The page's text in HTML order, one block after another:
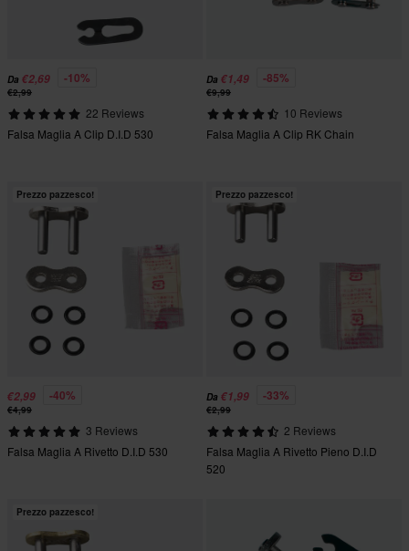
Da €2,69 -10%
€2,99
22 Reviews
Falsa Maglia A Clip D.I.D 530
Da €1,49 -85%
€9,99
10 Reviews
Falsa Maglia A Clip RK Chain
Prezzo pazzesco!
€2,99 -40%
€4,99
3 Reviews
Falsa Maglia A Rivetto D.I.D 530
Prezzo pazzesco!
Da €1,99 -33%
€2,99
2 Reviews
Falsa Maglia A Rivetto Pieno D.I.D
520
Prezzo pazzesco!